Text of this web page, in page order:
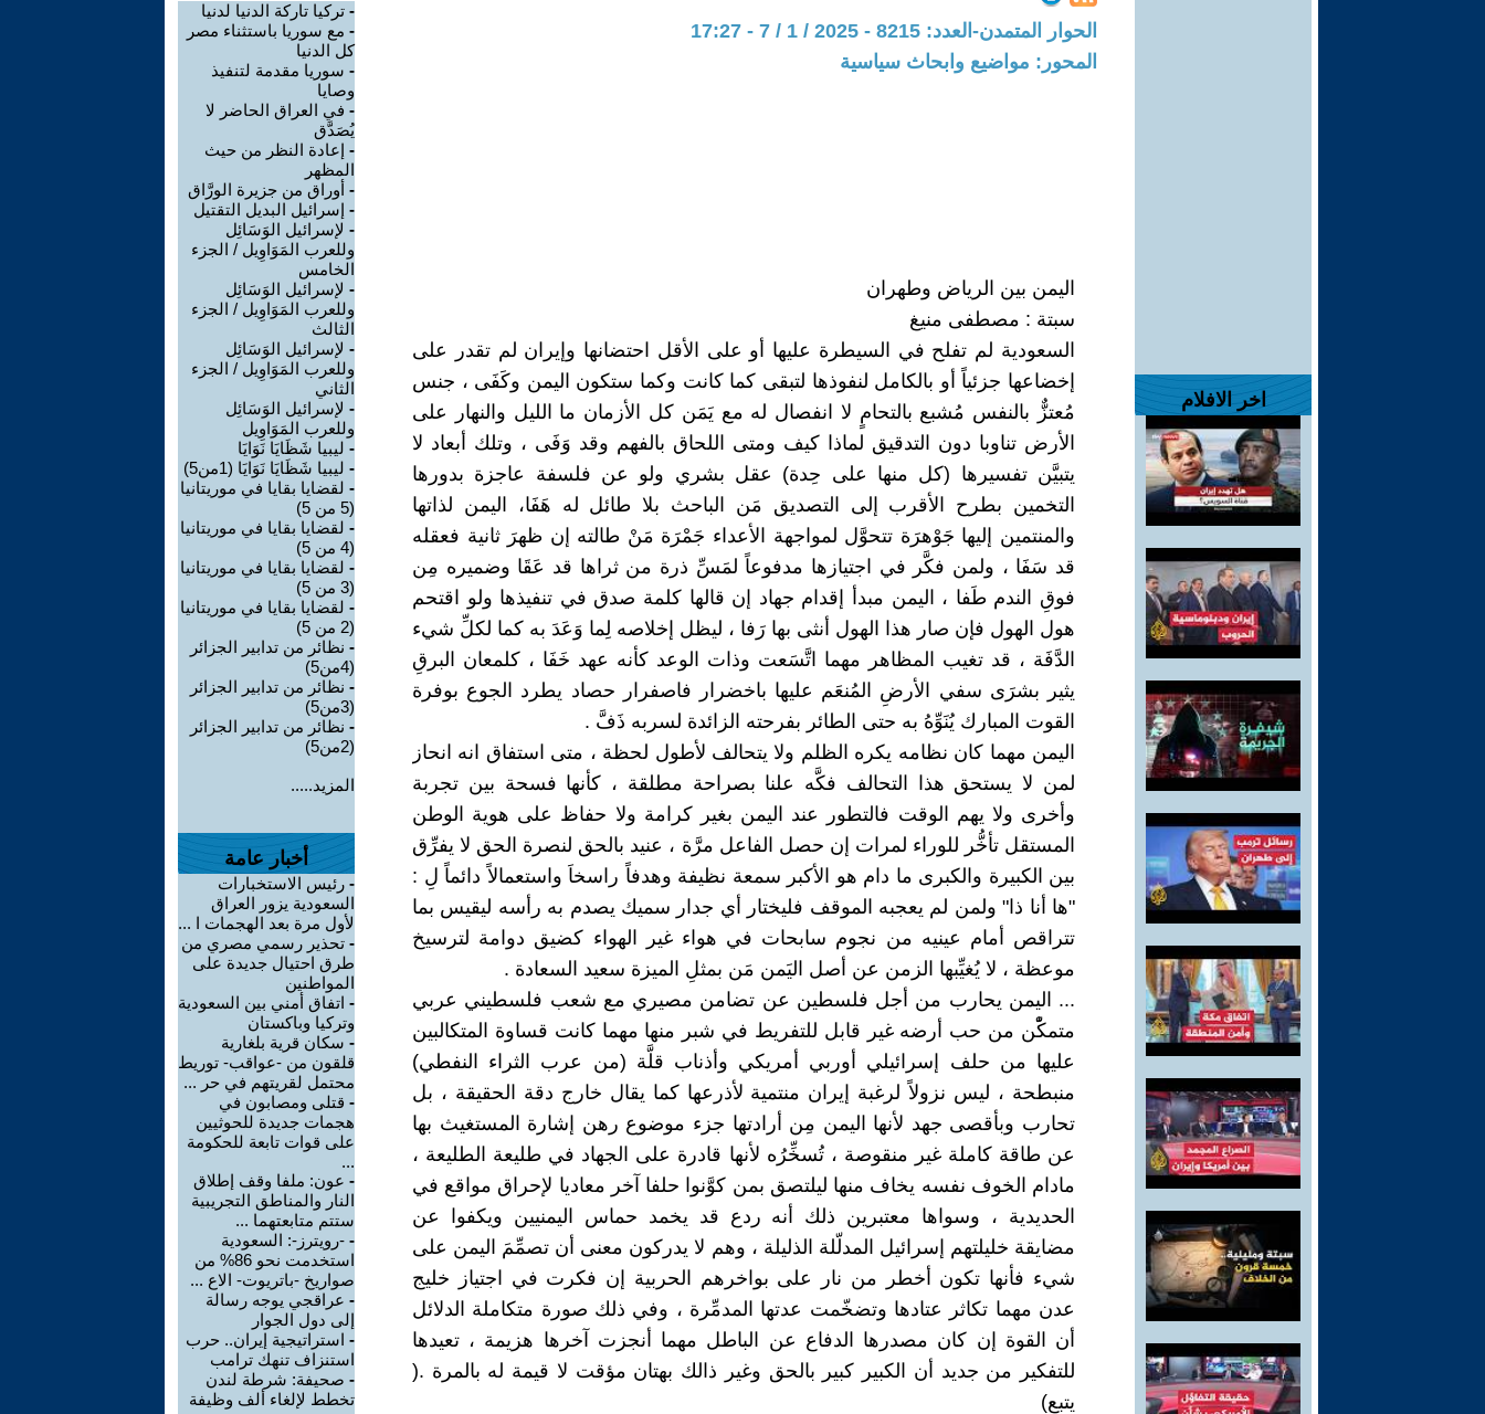
اخر الافلام
الحوار المتمدن-العدد: 8215 - 2025 / 1 / 7 - 17:27
المحور: مواضيع وابحاث سياسية
اليمن بين الرياض وطهران
سبتة : مصطفى منيغ
السعودية لم تفلح في السيطرة عليها أو على الأقل احتضانها وإيران لم تقدر على
إخضاعها جزئياً أو بالكامل لنفوذها لتبقى كما كانت وكما ستكون اليمن وكَفَى ، جنس
مُعتزٌّ بالنفس مُشبع بالتحامٍ لا انفصال له مع يَمَن كل الأزمان ما الليل والنهار على
الأرض تناوبا دون التدقيق لماذا كيف ومتى اللحاق بالفهم وقد وَفَى ، وتلك أبعاد لا
يتبيَّن تفسيرها (كل منها على حِدة) عقل بشري ولو عن فلسفة عاجزة بدورها
التخمين بطرح الأقرب إلى التصديق مَن الباحث بلا طائل له هَفَا، اليمن لذاتها
والمنتمين إليها جَوْهرَة تتحوَّل لمواجهة الأعداء جَمْرَة مَنْ طالته إن ظهرَ ثانية فعقله
قد سَفَا ، ولمن فكَّر في اجتيازها مدفوعاً لمَسِّ ذرة من ثراها قد عَقَا وضميره مِن
فوقِ الندم طَفا ، اليمن مبدأ إقدام جهاد إن قالها كلمة صدق في تنفيذها ولو اقتحم
هول الهول فإن صار هذا الهول أنثى بها رَفا ، ليظل إخلاصه لِما وَعَدَ به كما لكلِّ شيء
الدَّفَة ، قد تغيب المظاهر مهما اتَّسَعت وذات الوعد كأنه عهد خَفَا ، كلمعان البرقِ
يثير بشرَى سفي الأرضِ المُنعَم عليها باخضرار فاصفرار حصاد يطرد الجوع بوفرة
القوت المبارك يُنَوِّهُ به حتى الطائر بفرحته الزائدة لسربه ذَفَّ .
اليمن مهما كان نظامه يكره الظلم ولا يتحالف لأطول لحظة ، متى استفاق انه انحاز
لمن لا يستحق هذا التحالف فكَّه علنا بصراحة مطلقة ، كأنها فسحة بين تجربة
وأخرى ولا يهم الوقت فالتطور عند اليمن بغير كرامة ولا حفاظ على هوية الوطن
المستقل تأخُّر للوراء لمرات إن حصل الفاعل مرَّة ، عنيد بالحق لنصرة الحق لا يفرِّق
بين الكبيرة والكبرى ما دام هو الأكبر سمعة نظيفة وهدفاً راسخاَ واستعمالاً دائماً لِ :
"ها أنا ذا" ولمن لم يعجبه الموقف فليختار أي جدار سميك يصدم به رأسه ليقيس بما
تتراقص أمام عينيه من نجوم سابحات في هواء غير الهواء كضيق دوامة لترسيخ
موعظة ، لا يُغيِّبها الزمن عن أصل اليَمن مَن بمثلِ الميزة سعيد السعادة .
... اليمن يحارب من أجل فلسطين عن تضامن مصيري مع شعب فلسطيني عربي
متمكّْن من حب أرضه غير قابل للتفريط في شبر منها مهما كانت قساوة المتكالبين
عليها من حلف إسرائيلي أوربي أمريكي وأذناب قلَّة (من عرب الثراء النفطي)
منبطحة ، ليس نزولاً لرغبة إيران منتمية لأذرعها كما يقال خارج دقة الحقيقة ، بل
تحارب وبأقصى جهد لأنها اليمن مِن أرادتها جزء موضوع رهن إشارة المستغيث بها
عن طاقة كاملة غير منقوصة ، تُسخِّرُه لأنها قادرة على الجهاد في طليعة الطليعة ،
مادام الخوف نفسه يخاف منها ليلتصق بمن كوَّنوا حلفا آخر معاديا لإحراق مواقع في
الحديدية ، وسواها معتبرين ذلك أنه ردع قد يخمد حماس اليمنيين ويكفوا عن
مضايقة خليلتهم إسرائيل المدلّلة الذليلة ، وهم لا يدركون معنى أن تصمِّمَ اليمن على
شيء فأنها تكون أخطر من نار على بواخرهم الحربية إن فكرت في اجتياز خليج
عدن مهما تكاثر عتادها وتضخّمت عدتها المدمِّرة ، وفي ذلك صورة متكاملة الدلائل
أن القوة إن كان مصدرها الدفاع عن الباطل مهما أنجزت آخرها هزيمة ، تعيدها
للتفكير من جديد أن الكبير كبير بالحق وغير ذالك بهتان مؤقت لا قيمة له بالمرة .(
يتبع)
- تركيا تاركة الدنيا لدنيا
- مع سوريا باستثناء مصر
كل الدنيا
- سوريا مقدمة لتنفيذ
وصايا
- في العراق الحاضر لا
يُصَدَّق
- إعادة النظر من حيث
المظهر
- أوراق من جزيرة الورَّاق
- إسرائيل البديل التقتيل
- لإسرائيل الوَسَائِل
وللعرب المَوَاوِيل / الجزء
الخامس
- لإسرائيل الوَسَائِل
وللعرب المَوَاوِيل / الجزء
الثالث
- لإسرائيل الوَسَائِل
وللعرب المَوَاوِيل / الجزء
الثاني
- لإسرائيل الوَسَائِل
وللعرب المَوَاوِيل
- ليبيا شَظَايَا نَوَايَا
- ليبيا شَظَايَا نَوَايَا (1من5)
- لقضايا بقايا في موريتانيا
(5 من 5)
- لقضايا بقايا في موريتانيا
(4 من 5)
- لقضايا بقايا في موريتانيا
(3 من 5)
- لقضايا بقايا في موريتانيا
(2 من 5)
- نظائر من تدابير الجزائر
(4من5)
- نظائر من تدابير الجزائر
(3من5)
- نظائر من تدابير الجزائر
(2من5)
المزيد.....
أخبار عامة
- رئيس الاستخبارات
السعودية يزور العراق
لأول مرة بعد الهجمات ا ...
- تحذير رسمي مصري من
طرق احتيال جديدة على
المواطنين
- اتفاق أمني بين السعودية
وتركيا وباكستان
- سكان قرية بلغارية
قلقون من -عواقب- توريط
محتمل لقريتهم في حر ...
- قتلى ومصابون في
هجمات جديدة للحوثيين
على قوات تابعة للحكومة
...
- عون: ملفا وقف إطلاق
النار والمناطق التجريبية
ستتم متابعتهما ...
- -رويترز-: السعودية
استخدمت نحو 86% من
صواريخ -باتريوت- الاع ...
- عراقجي يوجه رسالة
إلى دول الجوار
- استراتيجية إيران.. حرب
استنزاف تنهك ترامب
- صحيفة: شرطة لندن
تخطط لإلغاء ألف وظيفة